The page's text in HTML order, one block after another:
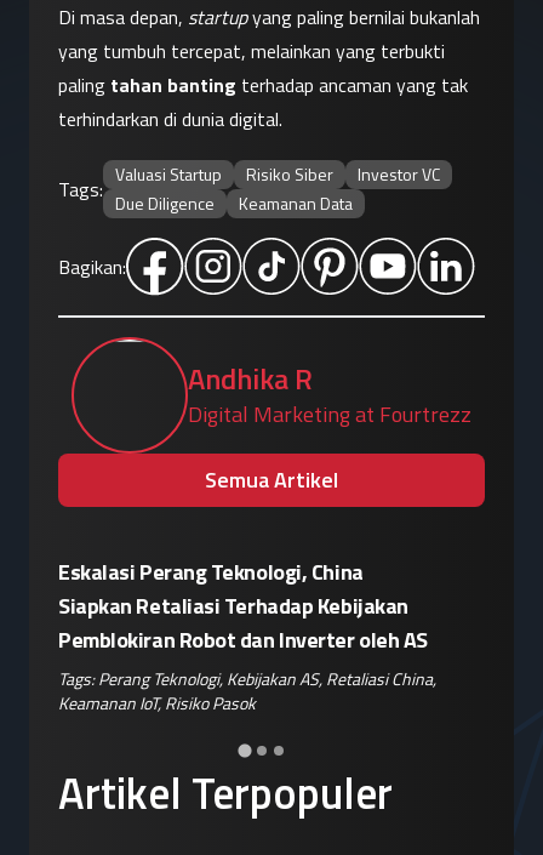
Di masa depan, startup yang paling bernilai bukanlah
yang tumbuh tercepat, melainkan yang terbukti
paling tahan banting terhadap ancaman yang tak
terhindarkan di dunia digital.
Tags:
Valuasi Startup Risiko Siber
Investor VC
Due Diligence
Keamanan Data
Bagikan:
Andhika R
Digital Marketing at Fourtrezz
Semua Artikel
Artikel Terpopuler
Eskalasi Perang Teknologi, China
Siapkan Retaliasi Terhadap Kebijakan
Pemblokiran Robot dan Inverter oleh AS
Tags:Perang Teknologi,Kebijakan AS,Retaliasi China,
Keamanan IoT,Risiko Pasok